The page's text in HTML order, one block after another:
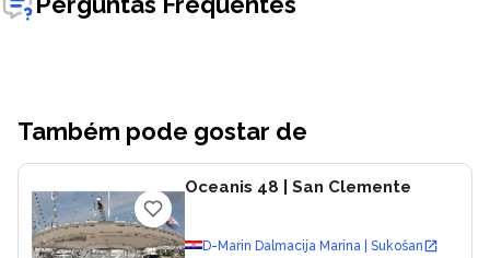
Também pode gostar de
Oceanis 48 | San Clemente
D-Marin Dalmacija Marina | Sukošan